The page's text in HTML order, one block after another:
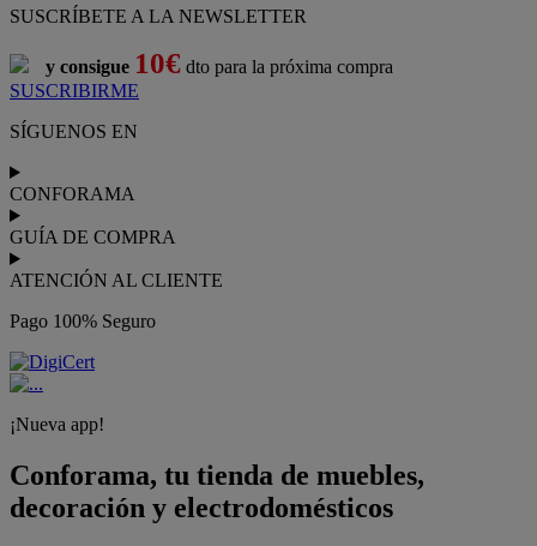
SUSCRÍBETE A LA NEWSLETTER
y consigue 10€ dto para la próxima compra
SUSCRIBIRME
SÍGUENOS EN
CONFORAMA
GUÍA DE COMPRA
ATENCIÓN AL CLIENTE
Pago 100% Seguro
¡Nueva app!
Conforama, tu tienda de muebles,
decoración y electrodomésticos